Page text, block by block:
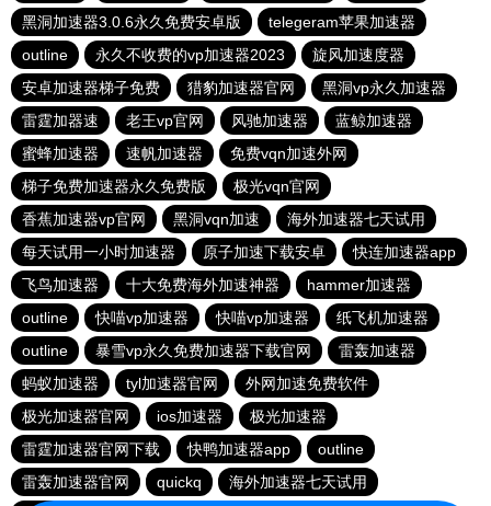
黑洞加速器3.0.6永久免费安卓版
telegeram苹果加速器
outline
永久不收费的vp加速器2023
旋风加速度器
安卓加速器梯子免费
猎豹加速器官网
黑洞vp永久加速器
雷霆加器速
老王vp官网 风驰加速器
蓝鲸加速器
蜜蜂加速器
速帆加速器
免费vqn加速外网
梯子免费加速器永久免费版
极光vqn官网
香蕉加速器vp官网
黑洞vqn加速
海外加速器七天试用
每天试用一小时加速器
原子加速下载安卓
快连加速器app
飞鸟加速器
十大免费海外加速神器
hammer加速器
outline
快喵vp加速器 快喵vp加速器
纸飞机加速器
outline
暴雪vp永久免费加速器下载官网
雷轰加速器
蚂蚁加速器
tyl加速器官网
外网加速免费软件
极光加速器官网
ios加速器
极光加速器
雷霆加速器官网下载
快鸭加速器app
outline
雷轰加速器官网
quickq 海外加速器七天试用